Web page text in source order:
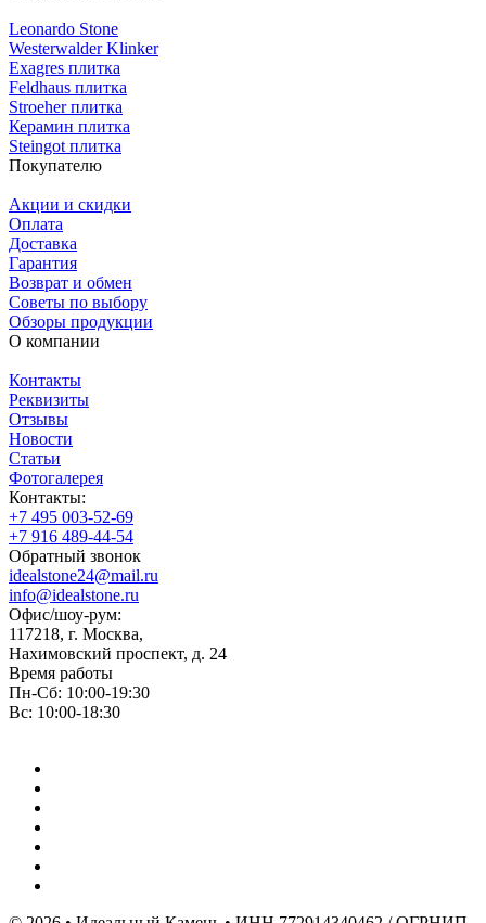
Leonardo Stone
Westerwalder Klinker
Exagres плитка
Feldhaus плитка
Stroeher плитка
Керамин плитка
Steingot плитка
Покупателю
Акции и скидки
Оплата
Доставка
Гарантия
Возврат и обмен
Советы по выбору
Обзоры продукции
О компании
Контакты
Реквизиты
Отзывы
Новости
Статьи
Фотогалерея
Контакты:
+7 495 003-52-69
+7 916 489-44-54
Обратный звонок
idealstone24@mail.ru
info@idealstone.ru
Офис/шоу-рум:
117218, г. Москва,
Нахимовский проспект, д. 24
Время работы
Пн-Сб: 10:00-19:30
Вс: 10:00-18:30